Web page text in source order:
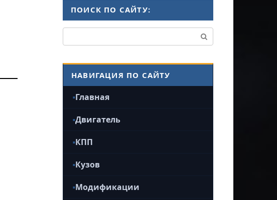
ПОИСК ПО САЙТУ:
НАВИГАЦИЯ ПО САЙТУ
Главная
Двигатель
КПП
Кузов
Модификации